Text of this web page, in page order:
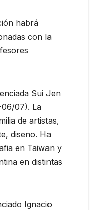
habrá
con la
Sui Jen
07). La
de artistas,
diseno. Ha
en Taiwan y
en distintas
Ignacio